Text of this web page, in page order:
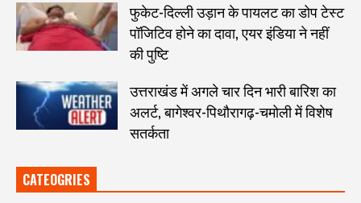
फुकेट-दिल्ली उड़ान के पायलट का डोप टेस्ट
पॉजिटिव होने का दावा, एयर इंडिया ने नहीं
की पुष्टि
उत्तराखंड में अगले चार दिन भारी बारिश का
अलर्ट, बागेश्वर-पिथौरागढ़-चमोली में विशेष
सतर्कता
CATEOGRIES